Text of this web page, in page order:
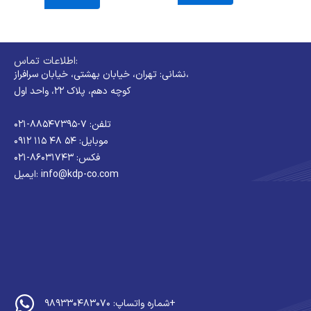
اطلاعات تماس:
نشانی: تهران، خیابان بهشتی، خیابان سرافراز،
کوچه دهم، پلاک ۲۲، واحد اول
تلفن: ۷-۸۸۵۴۷۳۹۵-۰۲۱
موبایل: ۵۴ ۴۸ ۱۱۵ ۰۹۱۲
فکس: ۸۶۰۳۱۷۴۳-۰۲۱
ایمیل: info@kdp-co.com
شماره واتساپ: ۹۸۹۳۳۰۴۸۳۰۷۰+